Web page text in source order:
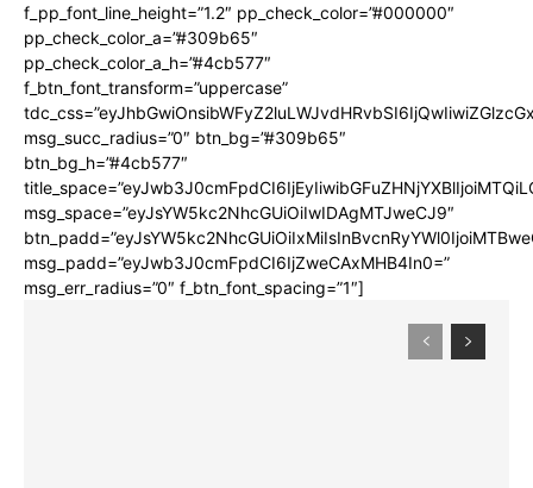
f_pp_font_line_height=”1.2″ pp_check_color=”#000000″
pp_check_color_a=”#309b65″
pp_check_color_a_h=”#4cb577″
f_btn_font_transform=”uppercase”
msg_succ_radius=”0″ btn_bg=”#309b65″
btn_bg_h=”#4cb577″
msg_space=”eyJsYW5kc2NhcGUiOiIwIDAgMTJweCJ9″
msg_padd=”eyJwb3J0cmFpdCI6IjZweCAxMHB4In0=”
msg_err_radius=”0″ f_btn_font_spacing=”1″]